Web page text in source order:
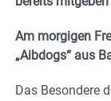
Am morgigen
„Aibdogs“ aus
Das Besondere